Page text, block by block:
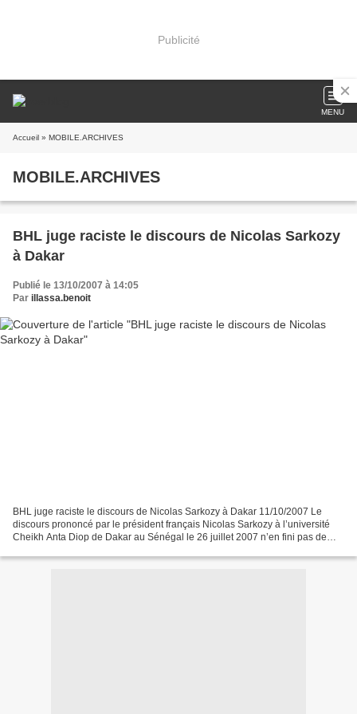
Publicité
MENU
Accueil » MOBILE.ARCHIVES
MOBILE.ARCHIVES
BHL juge raciste le discours de Nicolas Sarkozy
à Dakar
Publié le 13/10/2007 à 14:05
Par illassa.benoit
BHL juge raciste le discours de Nicolas Sarkozy à Dakar 11/10/2007 Le
discours prononcé par le président français Nicolas Sarkozy à l’université
Cheikh Anta Diop de Dakar au Sénégal le 26 juillet 2007 n’en fini pas de